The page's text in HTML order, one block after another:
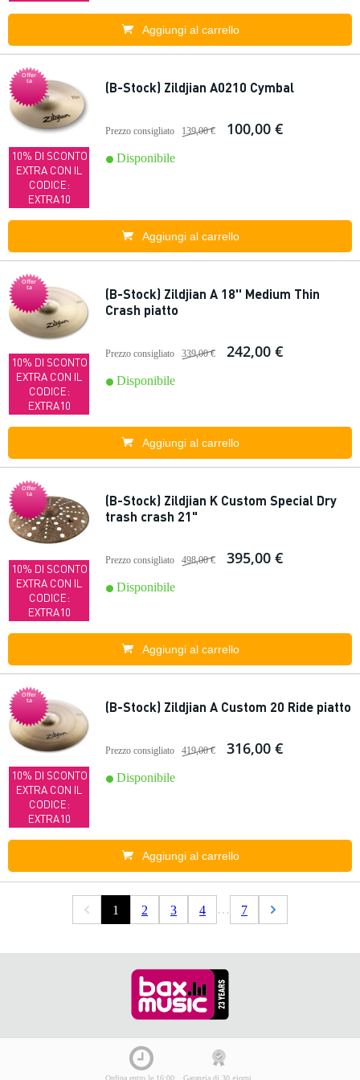
Aggiungi al carrello
Offer
ta
10% DI SCONTO
EXTRA CON IL
CODICE:
EXTRA10
(B-Stock) Zildjian A0210 Cymbal
Prezzo consigliato 139,00 € 100,00 €
Disponibile
Aggiungi al carrello
Offer
ta
10% DI SCONTO
EXTRA CON IL
CODICE:
EXTRA10
(B-Stock) Zildjian A 18'' Medium Thin
Crash piatto
Prezzo consigliato 339,00 € 242,00 €
Disponibile
Aggiungi al carrello
Offer
ta
10% DI SCONTO
EXTRA CON IL
CODICE:
EXTRA10
(B-Stock) Zildjian K Custom Special Dry
trash crash 21"
Prezzo consigliato 498,00 € 395,00 €
Disponibile
Aggiungi al carrello
Offer
ta
10% DI SCONTO
EXTRA CON IL
CODICE:
EXTRA10
(B-Stock) Zildjian A Custom 20 Ride piatto
Prezzo consigliato 419,00 € 316,00 €
Disponibile
Aggiungi al carrello
1 2 3 4 … 7
Ordina entro le 16:00: Garanzia di 30 giorni,